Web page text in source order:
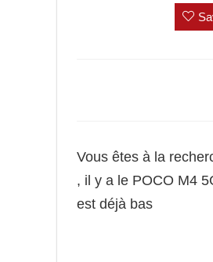
Vous êtes à la
, il y a le POCO M4
est déjà bas